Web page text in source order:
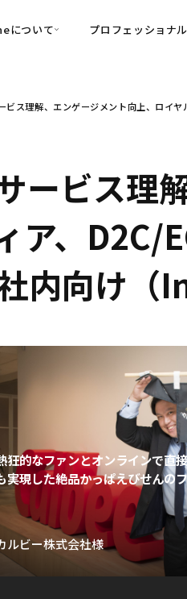
について
化
る信頼起点経営基盤
）
for Work
プロフェッショナル
・
ビス理解、エンゲージメント向上、ロイ
ービス理
ア、D2C/
内向け
狂的なファンとオンラインで直
実現した絶品かっぱえびせんの
ルビー株式会社様